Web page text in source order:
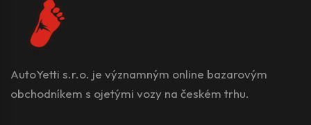
AutoYetti s.r.o. je významným online bazarovým
obchodníkem s ojetými vozy na českém trhu.